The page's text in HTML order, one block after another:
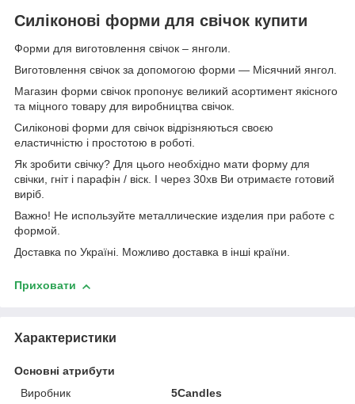
Силіконові форми для свічок купити
Форми для виготовлення свічок – янголи.
Виготовлення свічок за допомогою форми — Місячний янгол.
Магазин форми cвічок пропонує великий асортимент якісного
та міцного товару для виробництва свічок.
Силіконові форми для свічок відрізняються своєю
еластичністю і простотою в роботі.
Як зробити свічку? Для цього необхідно мати форму для
свічки, гніт і парафін / віск. І через 30хв Ви отримаєте готовий
виріб.
Важно! Не используйте металлические изделия при работе с
формой.
Доставка по Україні. Можливо доставка в інші країни.
Приховати
Характеристики
Основні атрибути
Виробник
5Candles